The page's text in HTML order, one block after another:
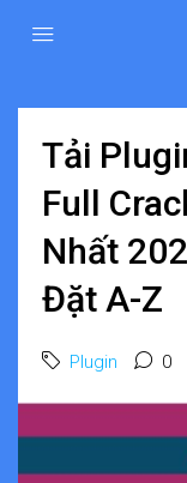
Tải
Full
Nhất
Đặt A-Z
Plugin 0